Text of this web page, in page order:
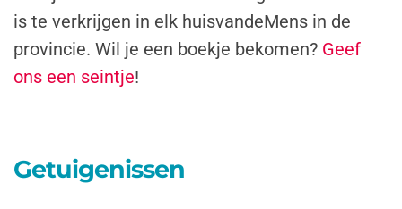
is te verkrijgen in elk huisvandeMens in de
provincie. Wil je een boekje bekomen? Geef
ons een seintje!
Getuigenissen